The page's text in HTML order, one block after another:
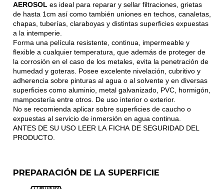
AEROSOL es ideal para reparar y sellar filtraciones, grietas
de hasta 1cm así como también uniones en techos, canaletas,
chapas, tuberías, claraboyas y distintas superficies expuestas
a la intemperie.
Forma una película resistente, continua, impermeable y
flexible a cualquier temperatura, que además de proteger de
la corrosión en el caso de los metales, evita la penetración de
humedad y goteras. Posee excelente nivelación, cubritivo y
adherencia sobre pinturas al agua o al solvente y en diversas
superficies como aluminio, metal galvanizado, PVC, hormigón,
mampostería entre otros. De uso interior o exterior.
No se recomienda aplicar sobre superficies de caucho o
expuestas al servicio de inmersión en agua continua.
ANTES DE SU USO LEER LA FICHA DE SEGURIDAD DEL
PRODUCTO.
PREPARACIÓN DE LA SUPERFICIE